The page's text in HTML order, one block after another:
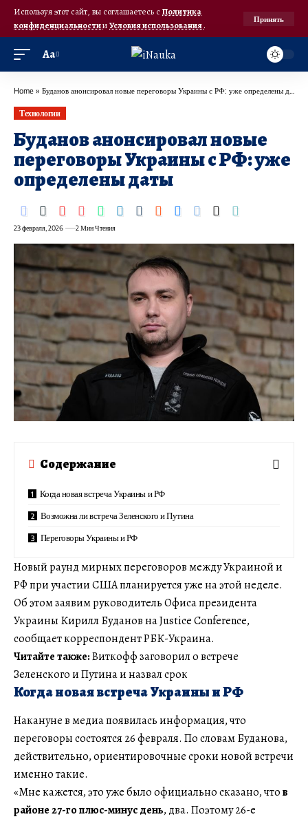
Используя этот сайт, вы соглашаетесь с Политика
конфиденциальностииУсловия использования.
Принять
Аа
Home » Буданов анонсировал новые переговоры Украины с РФ: уже определены даты
Технологии
Буданов анонсировал новые
переговоры Украины с РФ: уже
определены даты
23 февраля, 2026 2 Мин Чтения
Содержание
Когда новая встреча Украины и РФ
Возможна ли встреча Зеленского и Путина
Переговоры Украины и РФ
Новый раунд мирных переговоров между Украиной и
РФ при участии США планируется уже на этой неделе.
Об этом заявим руководитель Офиса президента
Украины Кирилл Буданов на Justice Conference,
сообщает корреспондент РБК-Украина.
Читайте также:Виткофф заговорил о встрече
Зеленского и Путина и назвал срок
Когда новая встреча Украины и РФ
Накануне в медиа появилась информация, что
переговоры состоятся 26 февраля. По словам Буданова,
действительно, ориентировочные сроки новой встречи
именно такие.
«Мне кажется, это уже было официально сказано, чтов
районе 27-го плюс-минус день, два. Поэтому 26-е